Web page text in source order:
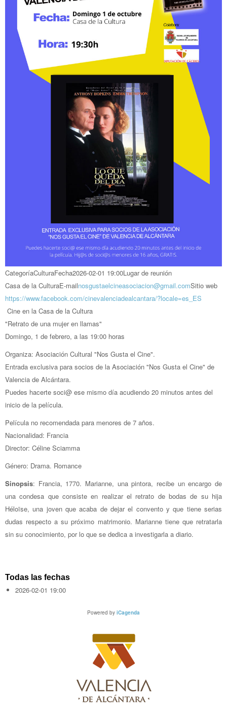
CategoríaCulturaFecha2026-02-01 19:00Lugar de reunión
Casa de la CulturaE-mailnosgustaelcineasociacion@gmail.comSitio web
https://www.facebook.com/cinevalenciadealcantara/?locale=es_ES
Cine en la Casa de la Cultura
"Retrato de una mujer en llamas"
Domingo, 1 de febrero, a las 19:00 horas
Organiza: Asociación Cultural "Nos Gusta el Cine".
Entrada exclusiva para socios de la Asociación "Nos Gusta el Cine" de
Valencia de Alcántara.
Puedes hacerte soci@ ese mismo día acudiendo 20 minutos antes del
inicio de la película.
Película no recomendada para menores de 7 años.
Nacionalidad: Francia
Director: Céline Sciamma
Género: Drama. Romance
Sinopsis: Francia, 1770. Marianne, una pintora, recibe un encargo de
una condesa que consiste en realizar el retrato de bodas de su hija
Héloïse, una joven que acaba de dejar el convento y que tiene serias
dudas respecto a su próximo matrimonio. Marianne tiene que retratarla
sin su conocimiento, por lo que se dedica a investigarla a diario.
Todas las fechas
2026-02-01 19:00
Powered by iCagenda